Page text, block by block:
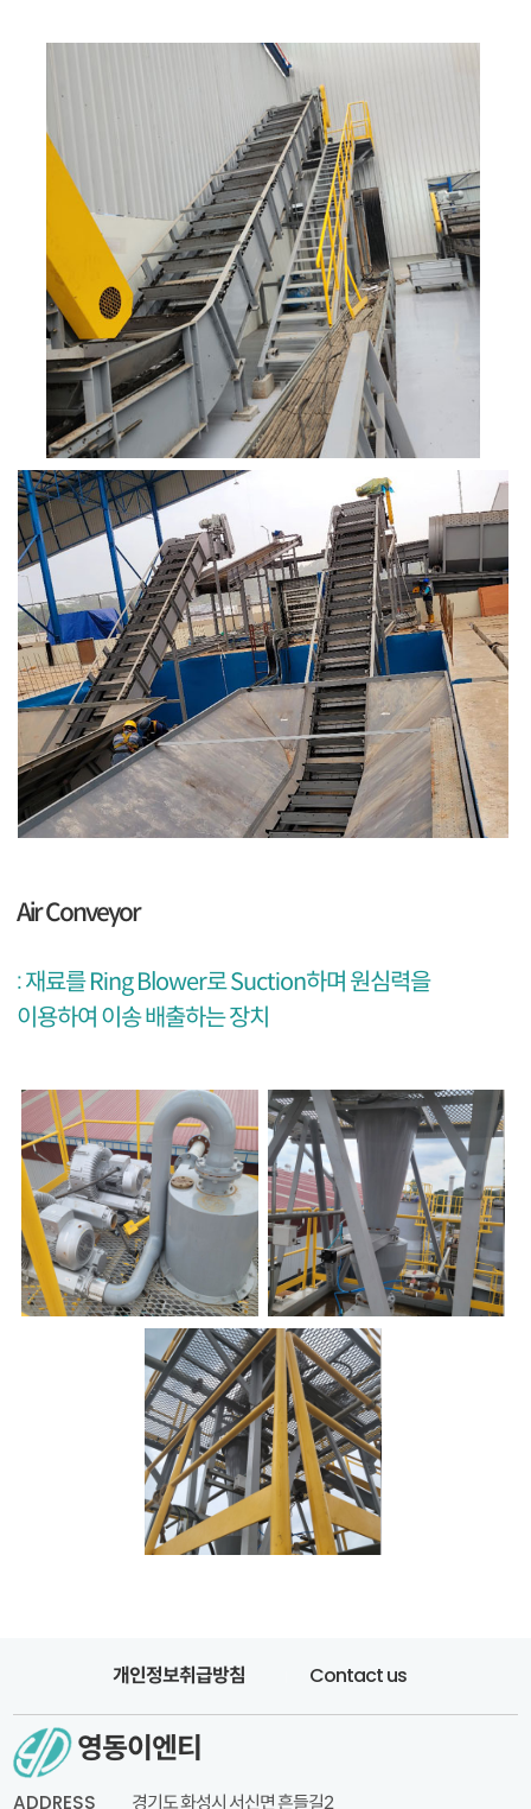
Air Conveyor
: 재료를 Ring Blower로 Suction하며 원심력을
이용하여 이송 배출하는 장치
개인정보취급방침 Contact us
영동이엔티
ADDRESS 경기도 화성시 서신면 흔들길2